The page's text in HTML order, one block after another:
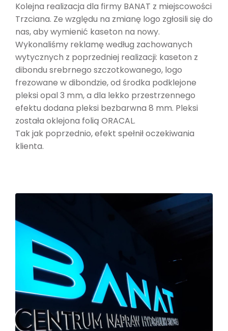
Kolejna realizacja dla firmy BANAT z miejscowości
Trzciana. Ze względu na zmianę logo zgłosili się do
nas, aby wymienić kaseton na nowy.
Wykonaliśmy reklamę według zachowanych
wytycznych z poprzedniej realizacji: kaseton z
dibondu srebrnego szczotkowanego, logo
frezowane w dibondzie, od środka podklejone
pleksi opal 3 mm, a dla lekko przestrzennego
efektu dodana pleksi bezbarwna 8 mm. Pleksi
została oklejona folią ORACAL.
Tak jak poprzednio, efekt spełnił oczekiwania
klienta.